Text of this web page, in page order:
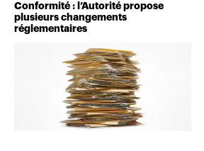
Conformité : l’Autorité propose
plusieurs changements
réglementaires